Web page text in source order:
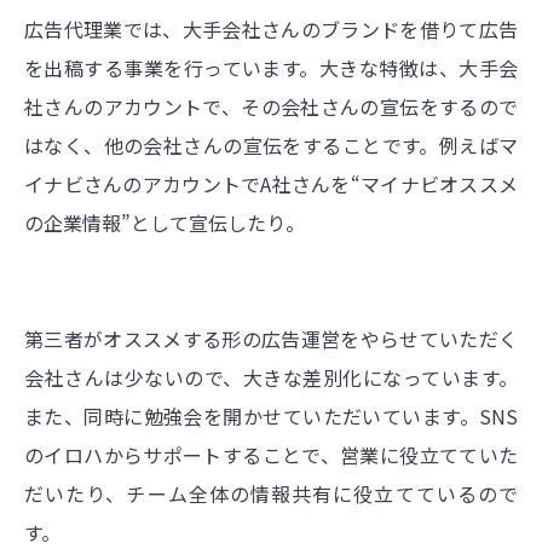
広告代理業では、大手会社さんのブランドを借りて広告
を出稿する事業を行っています。大きな特徴は、大手会
社さんのアカウントで、その会社さんの宣伝をするので
はなく、他の会社さんの宣伝をすることです。例えばマ
イナビさんのアカウントでA社さんを“マイナビオススメ
の企業情報”として宣伝したり。
第三者がオススメする形の広告運営をやらせていただく
会社さんは少ないので、大きな差別化になっています。
また、同時に勉強会を開かせていただいています。SNS
のイロハからサポートすることで、営業に役立てていた
だいたり、チーム全体の情報共有に役立てているので
す。